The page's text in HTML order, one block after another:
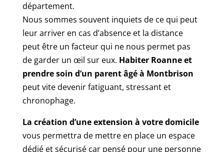
département.
Nous sommes souvent inquiets de ce qui peut
leur arriver en cas d’absence et la distance
peut être un facteur qui ne nous permet pas
de garder un œil sur eux. Habiter Roanne et
prendre soin d’un parent âgé à Montbrison
peut vite devenir fatiguant, stressant et
chronophage.
La création d’une extension à votre domicile
vous permettra de mettre en place un espace
dédié et sécurisé car pensé pour une personne